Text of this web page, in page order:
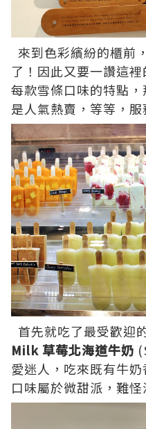
來到色彩繽紛的櫃前
了！因此又要一讚這
每款雪條口味的特點
是人氣熱賣，等等，服
首先就吃了最受歡迎
Milk 草莓北海道牛奶
愛迷人，吃來既有牛
口味屬於微甜派，難怪